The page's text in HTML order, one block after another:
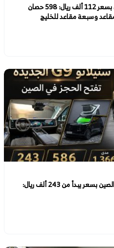
هافال H10 تنطلق رسميًا في الصين بسعر 112 ألف ريال: 598 حصان
ستيلاتو G9 الجديدة تفتح الحجز في الصين بسعر يبدأ من 243 ألف ريال: